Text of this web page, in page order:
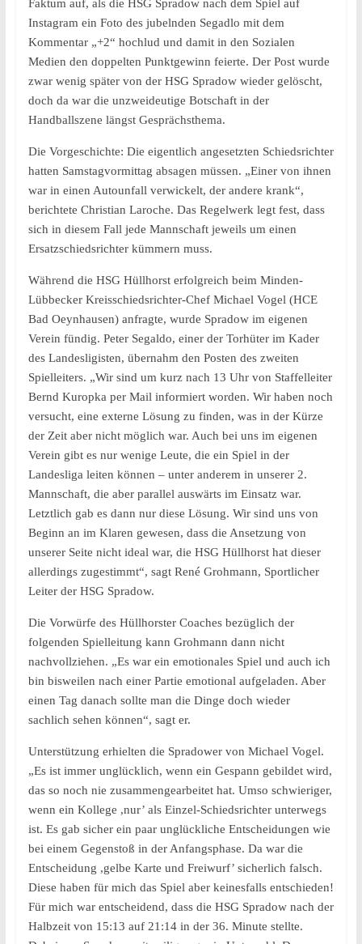
Faktum auf, als die HSG Spradow nach dem Spiel auf
Instagram ein Foto des jubelnden Segadlo mit dem
Kommentar „+2“ hochlud und damit in den Sozialen
Medien den doppelten Punktgewinn feierte. Der Post wurde
zwar wenig später von der HSG Spradow wieder gelöscht,
doch da war die unzweideutige Botschaft in der
Handballszene längst Gesprächsthema.
Die Vorgeschichte: Die eigentlich angesetzten Schiedsrichter
hatten Samstagvormittag absagen müssen. „Einer von ihnen
war in einen Autounfall verwickelt, der andere krank“,
berichtete Christian Laroche. Das Regelwerk legt fest, dass
sich in diesem Fall jede Mannschaft jeweils um einen
Ersatzschiedsrichter kümmern muss.
Während die HSG Hüllhorst erfolgreich beim Minden-
Lübbecker Kreisschiedsrichter-Chef Michael Vogel (HCE
Bad Oeynhausen) anfragte, wurde Spradow im eigenen
Verein fündig. Peter Segaldo, einer der Torhüter im Kader
des Landesligisten, übernahm den Posten des zweiten
Spielleiters. „Wir sind um kurz nach 13 Uhr von Staffelleiter
Bernd Kuropka per Mail informiert worden. Wir haben noch
versucht, eine externe Lösung zu finden, was in der Kürze
der Zeit aber nicht möglich war. Auch bei uns im eigenen
Verein gibt es nur wenige Leute, die ein Spiel in der
Landesliga leiten können – unter anderem in unserer 2.
Mannschaft, die aber parallel auswärts im Einsatz war.
Letztlich gab es dann nur diese Lösung. Wir sind uns von
Beginn an im Klaren gewesen, dass die Ansetzung von
unserer Seite nicht ideal war, die HSG Hüllhorst hat dieser
allerdings zugestimmt“, sagt René Grohmann, Sportlicher
Leiter der HSG Spradow.
Die Vorwürfe des Hüllhorster Coaches bezüglich der
folgenden Spielleitung kann Grohmann dann nicht
nachvollziehen. „Es war ein emotionales Spiel und auch ich
bin bisweilen nach einer Partie emotional aufgeladen. Aber
einen Tag danach sollte man die Dinge doch wieder
sachlich sehen können“, sagt er.
Unterstützung erhielten die Spradower von Michael Vogel.
„Es ist immer unglücklich, wenn ein Gespann gebildet wird,
das so noch nie zusammengearbeitet hat. Umso schwieriger,
wenn ein Kollege ,nur’ als Einzel-Schiedsrichter unterwegs
ist. Es gab sicher ein paar unglückliche Entscheidungen wie
bei einem Gegenstoß in der Anfangsphase. Da war die
Entscheidung ,gelbe Karte und Freiwurf’ sicherlich falsch.
Diese haben für mich das Spiel aber keinesfalls entschieden!
Für mich war entscheidend, dass die HSG Spradow nach der
Halbzeit von 15:13 auf 21:14 in der 36. Minute stellte.